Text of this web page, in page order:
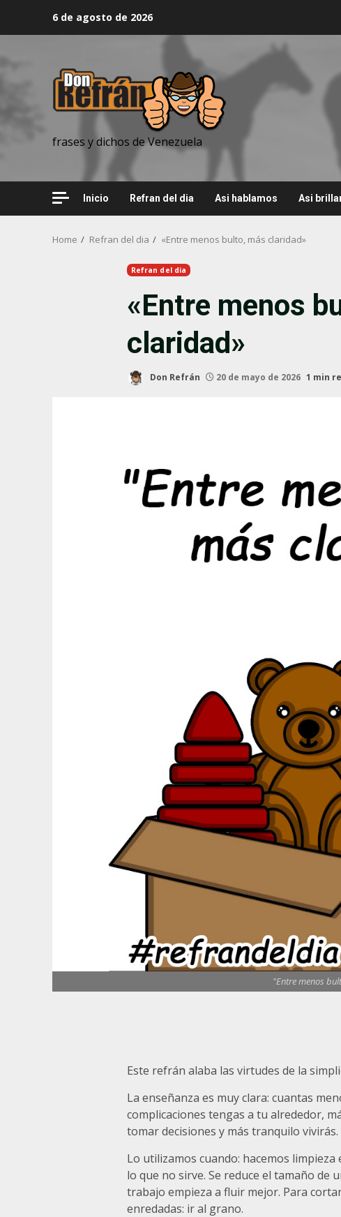
6 de agosto de 2026
frases y dichos de Venezuela
Inicio Refran del dia Asi hablamos Asi
Home Refran del dia «Entre menos bulto, más claridad»
Refran del dia
«Entre menos
claridad»
Don Refrán 20 de mayo de 2026 1 min
"Entre menos
Este refrán alaba las virtudes de la
La enseñanza es muy clara: cuantas
complicaciones tengas a tu alrededor,
tomar decisiones y más tranquilo vivirás.
Lo utilizamos cuando: hacemos
lo que no sirve. Se reduce el tamaño de
trabajo empieza a fluir mejor. Para
enredadas: ir al grano.